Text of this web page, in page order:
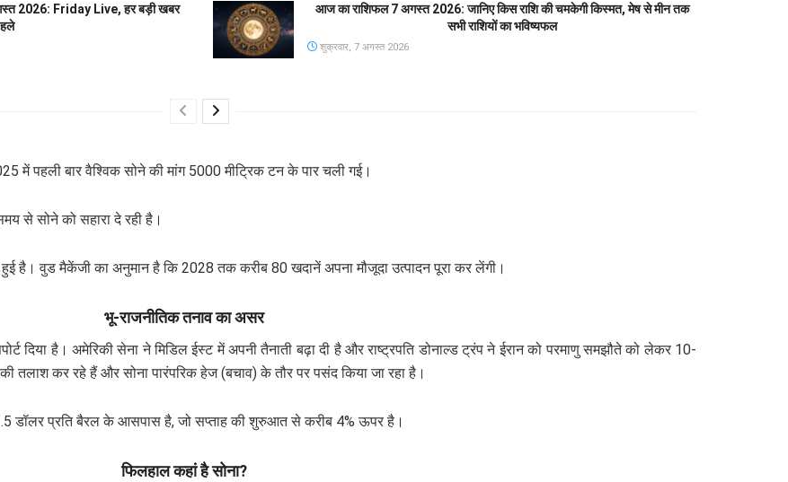
2026: Friday Live, हर बड़ी खबर
आज का राशिफल 7 अगस्त 2026: जानिए किस राशि की चमकेगी किस्मत, मेष से मीन तक
सभी राशियों का भविष्यफल
शुक्रवार, 7 अगस्त 2026
में पहली बार वैश्विक सोने की मांग 5000 मीट्रिक टन के पार चली गई।
से सोने को सहारा दे रही है।
है। वुड मैकेंजी का अनुमान है कि 2028 तक करीब 80 खदानें अपना मौजूदा उत्पादन पूरा कर लेंगी।
भू-राजनीतिक तनाव का असर
दिया है। अमेरिकी सेना ने मिडिल ईस्ट में अपनी तैनाती बढ़ा दी है और राष्ट्रपति डोनाल्ड ट्रंप ने ईरान को परमाणु समझौते को लेकर 10-
तलाश कर रहे हैं और सोना पारंपरिक हेज (बचाव) के तौर पर पसंद किया जा रहा है।
डॉलर प्रति बैरल के आसपास है, जो सप्ताह की शुरुआत से करीब 4% ऊपर है।
फिलहाल कहां है सोना?